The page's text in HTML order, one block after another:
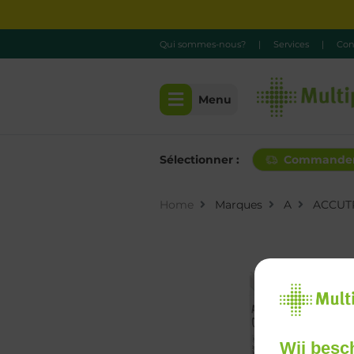
Qui sommes-nous? | Services |
Menu
Sélectionner :
Home Marques A
Wij